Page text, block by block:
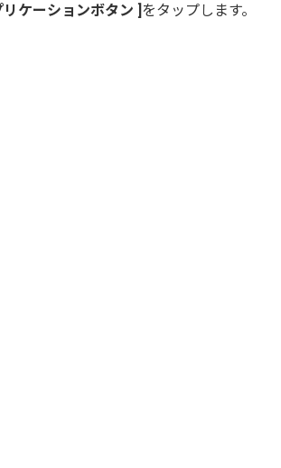
リケーションボタン をタップします。